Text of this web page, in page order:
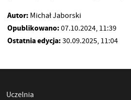
Autor: Michał Jaborski
Opublikowano: 07.10.2024, 11:39
Ostatnia edycja: 30.09.2025, 11:04
Uczelnia